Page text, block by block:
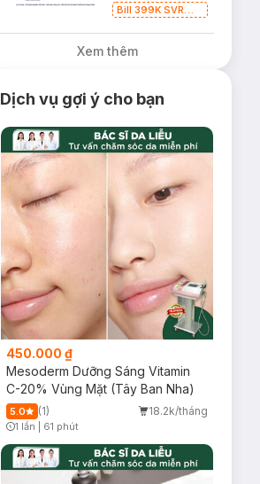
Bill 399K SVR
55ml trị giá 165K
Xem thêm
Dịch vụ gợi ý cho bạn
450.000 ₫
Mesoderm Dưỡng Sáng Vitamin
C-20% Vùng Mặt (Tây Ban Nha)
5.0 (1) 18.2k/tháng
Timer Gray Icon
1 lần 61 phút